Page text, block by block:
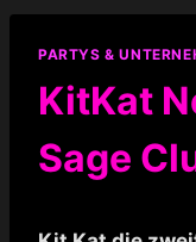
PARTYS &
KitKat
Sage